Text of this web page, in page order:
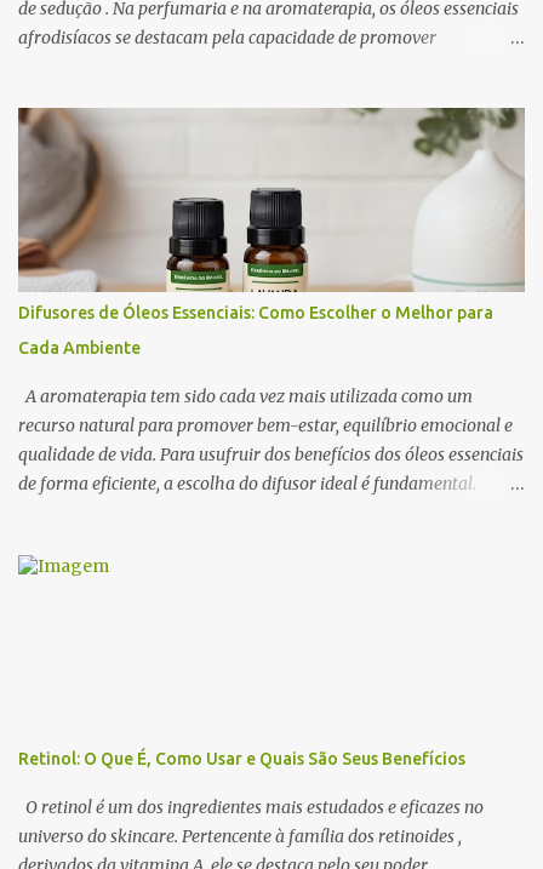
de sedução . Na perfumaria e na aromaterapia, os óleos essenciais
afrodisíacos se destacam pela capacidade de promover
olfativo e o sistema límbico , a região do cérebro responsável pelas
emoções e pelo comportamento. Determinados aromas são
capazes de influenciar a produção de neurotransmissores como a
dopamina e a serotonina, favorecendo a atração e o prazer
sensorial . Neste artigo, exploramos os óleos essenciais
afrodisíacos mais eficazes, seus mecanismos de ação e como
utilizá-los na perfumaria e na aromaterapia para estimular a
Afrodisíacos? Os óleos essenciais afrodisíacos são essências
naturais extraídas de flores, madeiras, especiarias e resinas que
possuem propriedades capa...
Difusores de Óleos Essenciais: Como Escolher o Melhor para
Cada Ambiente
A aromaterapia tem sido cada vez mais utilizada como um
recurso natural para promover bem-estar, equilíbrio emocional e
qualidade de vida. Para usufruir dos benefícios dos óleos essenciais
de forma eficiente, a escolha do difusor ideal é fundamental.
aromatização, na dispersão das moléculas dos óleos e até na
permitem que os óleos essenciais sejam dispersos no ar,
promovendo efeitos terapêuticos, relaxamento, concentração e até
purificação do ambiente . 🔹 Principais benefícios do uso de
difusores: ✔ Melhora a qualidade do ar → Alguns óleos essenciais
possu...
Retinol: O Que É, Como Usar e Quais São Seus Benefícios
O retinol é um dos ingredientes mais estudados e eficazes no
universo do skincare. Pertencente à família dos retinoides ,